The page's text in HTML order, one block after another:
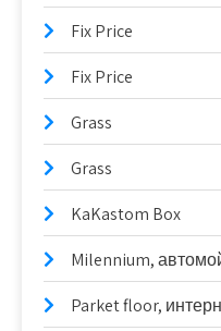
Fix Price
Fix Price
Grass
Grass
KaKastom Box
Milennium,
Parket floor,